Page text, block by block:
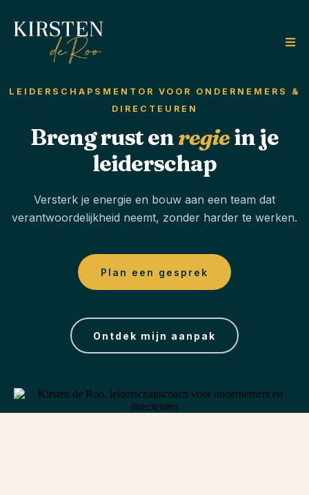
LEIDERSCHAPSMENTOR VOOR ONDERNEMERS &
DIRECTEUREN
Breng rust enregiein je
leiderschap
Versterk je energie en bouw aan een team dat
verantwoordelijkheid neemt, zonder harder te werken.
Plan een gesprek
Ontdek mijn aanpak